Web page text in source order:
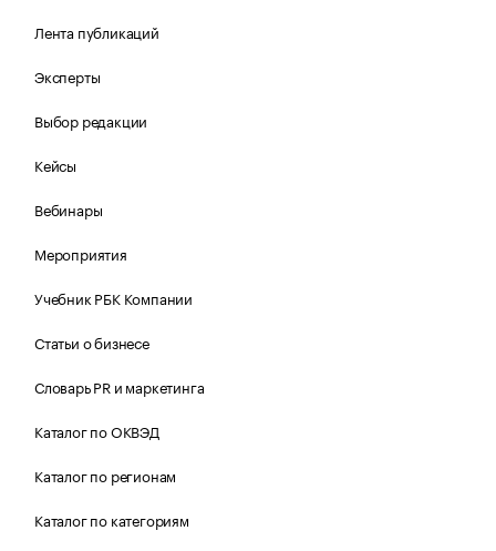
Лента публикаций
Эксперты
Выбор редакции
Кейсы
Вебинары
Мероприятия
Учебник РБК Компании
Статьи о бизнесе
Словарь PR и маркетинга
Каталог по ОКВЭД
Каталог по регионам
Каталог по категориям